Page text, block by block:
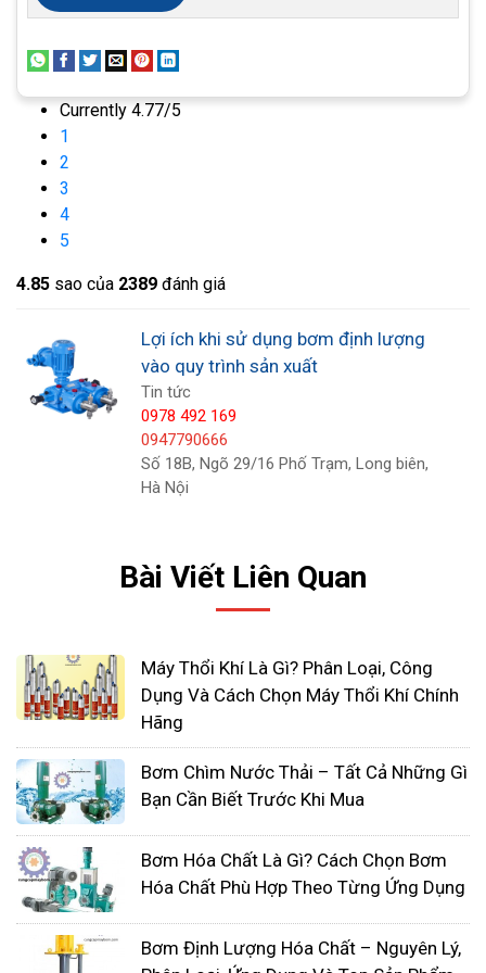
ổn định bất kể các yếu tố bên ngoài, các máy
bơm này sẽ được tích hợp vào các hệ thống
cao của việc đo sáng. Các yếu tố này đơn vị
Bơm định lượng nhu động
Đây là loại bơm cohiệu quả cao nhất trong điều
kiện sử dụng Thiết bị liên kết trong nhà vận hành
Điều dưỡng trong một chu kỳ duy nhất, do khối
lượng hoạt động hoàn chỉnh của một chu kỳ được
bơm vào buồng đo và đáp ứng khối lượng hoạt
động hiệu quả. trong loại máy bơm này, các ống
được nhồi với đơn vị diện tích được đo lường vừa
Currently 4.77/5
1
2
3
4
5
4.85 sao của 2389 đánh giá
Lợi ích khi sử dụng bơm định lượng
vào quy trình sản xuất
Tin tức
0978 492 169
0947790666
Số 18B, Ngõ 29/16 Phố Trạm, Long biên,
Hà Nội
Bài Viết Liên Quan
Máy Thổi Khí Là Gì? Phân Loại, Công
Dụng Và Cách Chọn Máy Thổi Khí Chính
Hãng
Bơm Chìm Nước Thải – Tất Cả Những Gì
Bạn Cần Biết Trước Khi Mua
Bơm Hóa Chất Là Gì? Cách Chọn Bơm
Hóa Chất Phù Hợp Theo Từng Ứng Dụng
Bơm Định Lượng Hóa Chất – Nguyên Lý,